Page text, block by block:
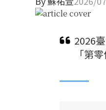
2026
「第